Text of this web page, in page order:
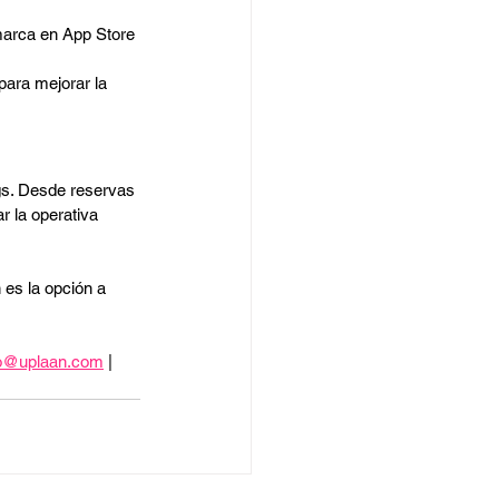
en App Store
mejorar la
Desde reservas
la operativa
la opción a